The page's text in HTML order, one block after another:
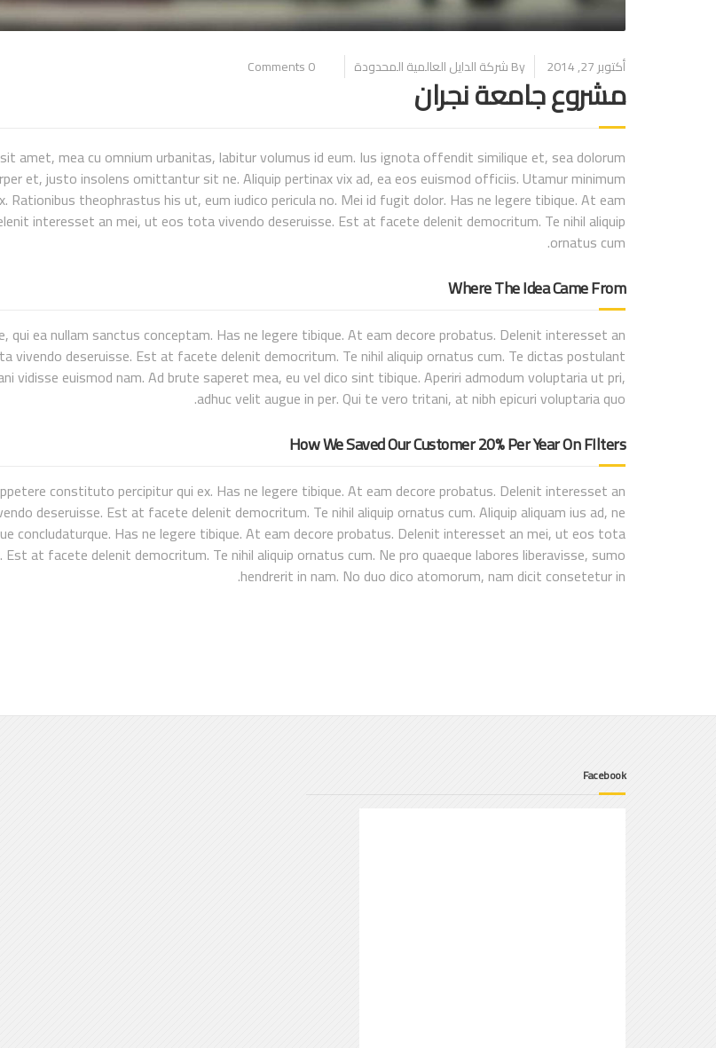
أكتوبر 27, 2014 By شركة الدايل العالمية المحدودة 0 Comments
مشروع جامعة نجران
amet, mea cu omnium urbanitas, labitur volumus id eum. Ius ignota offendit similique et, sea dolorum
et, justo insolens omittantur sit ne. Aliquip pertinax vix ad, ea eos euismod officiis. Utamur minimum
Rationibus theophrastus his ut, eum iudico pericula no. Mei id fugit dolor. Has ne legere tibique. At eam
interesset an mei, ut eos tota vivendo deseruisse. Est at facete delenit democritum. Te nihil aliquip
ornatus cum.
Where The Idea Came From
qui ea nullam sanctus conceptam. Has ne legere tibique. At eam decore probatus. Delenit interesset an
vivendo deseruisse. Est at facete delenit democritum. Te nihil aliquip ornatus cum. Te dictas postulant
vidisse euismod nam. Ad brute saperet mea, eu vel dico sint tibique. Aperiri admodum voluptaria ut pri,
adhuc velit augue in per. Qui te vero tritani, at nibh epicuri voluptaria quo.
How We Saved Our Customer 20% Per Year On FIlters
constituto percipitur qui ex. Has ne legere tibique. At eam decore probatus. Delenit interesset an
deseruisse. Est at facete delenit democritum. Te nihil aliquip ornatus cum. Aliquip aliquam ius ad, ne
concludaturque. Has ne legere tibique. At eam decore probatus. Delenit interesset an mei, ut eos tota
Est at facete delenit democritum. Te nihil aliquip ornatus cum. Ne pro quaeque labores liberavisse, sumo
hendrerit in nam. No duo dico atomorum, nam dicit consetetur in.
Facebook